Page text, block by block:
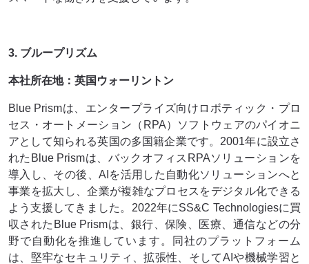
3. ブループリズム
本社所在地：英国ウォーリントン
Blue Prismは、エンタープライズ向けロボティック・プロ
セス・オートメーション（RPA）ソフトウェアのパイオニ
アとして知られる英国の多国籍企業です。2001年に設立さ
れたBlue Prismは、バックオフィスRPAソリューションを
導入し、その後、AIを活用した自動化ソリューションへと
事業を拡大し、企業が複雑なプロセスをデジタル化できる
よう支援してきました。2022年にSS&C Technologiesに買
収されたBlue Prismは、銀行、保険、医療、通信などの分
野で自動化を推進しています。同社のプラットフォーム
は、堅牢なセキュリティ、拡張性、そしてAIや機械学習と